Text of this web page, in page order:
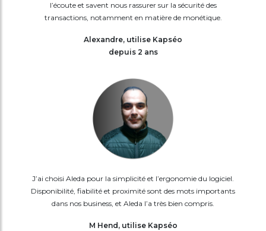
l’écoute et savent nous rassurer sur la sécurité des
transactions, notamment en matière de monétique.
Alexandre, utilise Kapséo
depuis 2 ans
J’ai choisi Aleda pour la simplicité et l’ergonomie du logiciel.
Disponibilité, fiabilité et proximité sont des mots importants
dans nos business, et Aleda l’a très bien compris.
M Hend, utilise Kapséo